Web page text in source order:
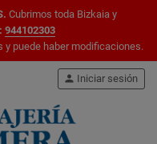
Cubrimos toda Bizkaia y
944102303
y puede haber modificaciones.
person Iniciar sesión